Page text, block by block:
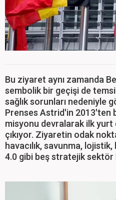
Bu ziyaret aynı zamanda
sembolik bir geçişi de
sağlık sorunları nedeniyle
Prenses Astrid'in 2013'ten
misyonu devralarak ilk yurt
çıkıyor. Ziyaretin odak
havacılık, savunma,
4.0 gibi beş stratejik sektör